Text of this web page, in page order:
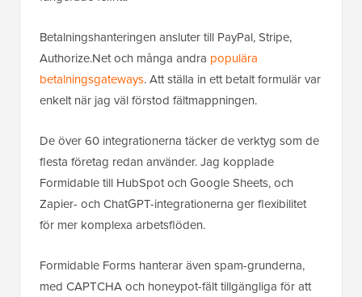
Betalningshanteringen ansluter till PayPal, Stripe,
Authorize.Net och många andra populära
betalningsgateways. Att ställa in ett betalt formulär var
enkelt när jag väl förstod fältmappningen.
De över 60 integrationerna täcker de verktyg som de
flesta företag redan använder. Jag kopplade
Formidable till HubSpot och Google Sheets, och
Zapier- och ChatGPT-integrationerna ger flexibilitet
för mer komplexa arbetsflöden.
Formidable Forms hanterar även spam-grunderna,
med CAPTCHA och honeypot-fält tillgängliga för att